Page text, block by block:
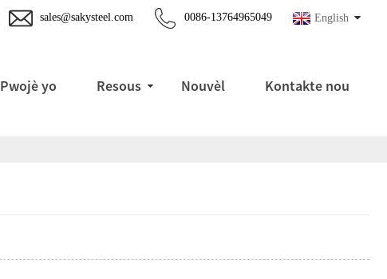
English
0086-13764965049
sales@sakysteel.com
Pwojè yo Resous Nouvèl Kontakte nou